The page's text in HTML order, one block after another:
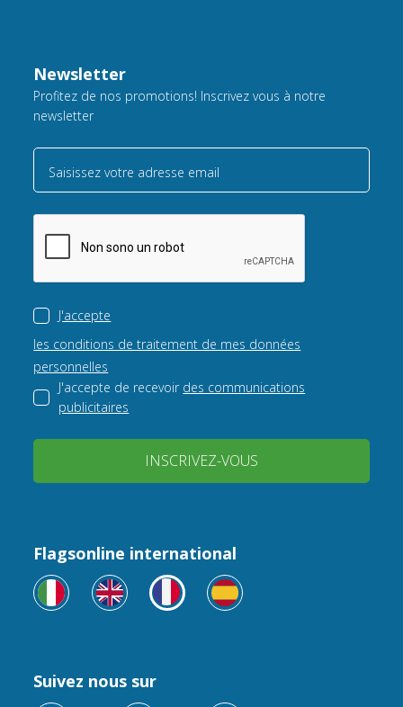
Newsletter
Profitez de nos promotions! Inscrivez vous à notre
newsletter
Saisissez votre adresse email
J'accepte
les conditions de traitement de mes données
personnelles
J'accepte de recevoir des communications
publicitaires
INSCRIVEZ-VOUS
Flagsonline international
Suivez nous sur